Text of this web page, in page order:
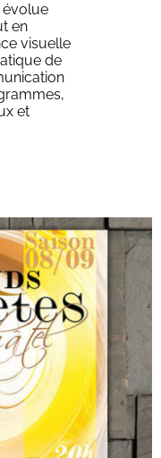
évolue
en
visuelle
de
et